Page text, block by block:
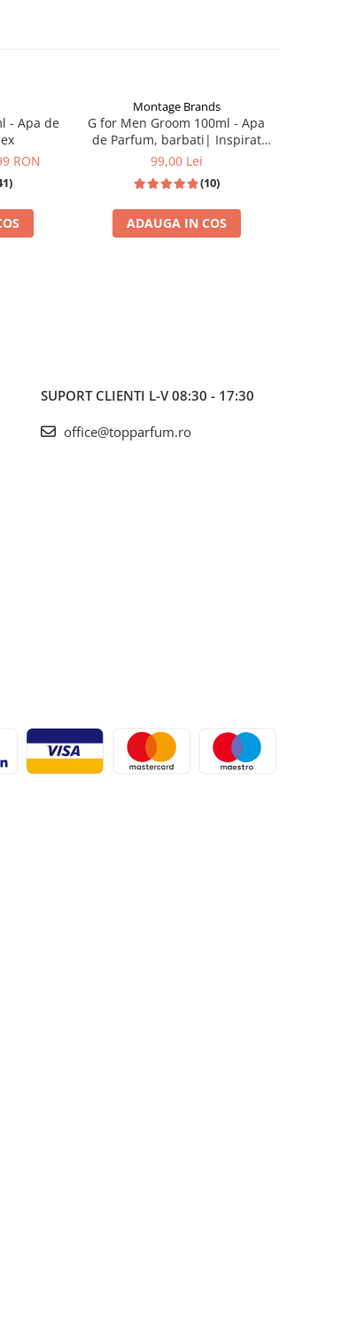
- Apa de
RON
Montage Brands
G for Men Groom 100ml - Apa
de Parfum, barbati| Inspirat
din Jean Paul Gaultier Le Beau
99,00 Lei
(10)
ADAUGA IN COS
SUPORT CLIENTI L-V 08:30 - 17:30
office@topparfum.ro